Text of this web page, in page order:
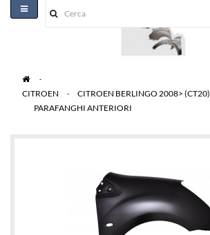
Toggle
>
CITROEN
> CITROEN BERLINGO 2008> (CT20)
PARAFANGHI ANTERIORI